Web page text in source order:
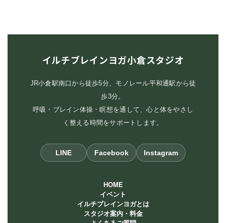
イルチブレインヨガ小倉スタジオ
JR小倉駅南口から徒歩5分、モノレール平和通駅から徒
歩3分。
呼吸・ブレイン体操・瞑想を通して、心と体をやさし
く整える時間をサポートします。
LINE Facebook Instagram
HOME
イベント
イルチブレインヨガとは
スタジオ案内・料金